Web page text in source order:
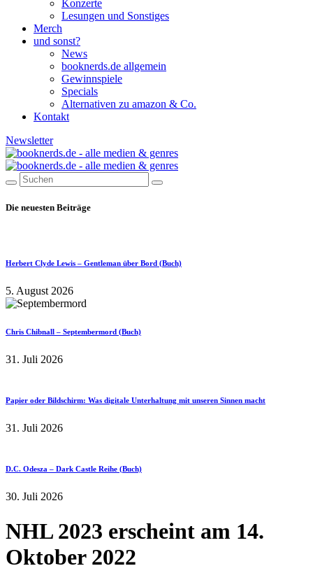
Konzerte
Lesungen und Sonstiges
Merch
und sonst?
News
booknerds.de allgemein
Gewinnspiele
Specials
Alternativen zu amazon & Co.
Kontakt
Newsletter
Die neuesten Beiträge
Herbert Clyde Lewis – Gentleman über Bord (Buch)
5. August 2026
Chris Chibnall – Septembermord (Buch)
31. Juli 2026
Papier oder Bildschirm: Was digitale Unterhaltung mit unseren Sinnen macht
31. Juli 2026
D.C. Odesza – Dark Castle Reihe (Buch)
30. Juli 2026
NHL 2023 erscheint am 14.
Oktober 2022